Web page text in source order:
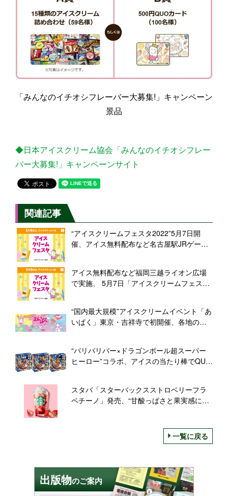
「みんなのイチオシフレーバー大募集!」キャンペーン
景品
◆日本アイスクリーム協会「みんなのイチオシフレー
バー大募集!」キャンペーンサイト
関連記事
“アイスクリームフェスタ2022”5月7日開
催、アイス無料配布など名古屋駅JRゲート
アイス無料配布など福岡三越ライオン広場
で実施、 5月7日「アイスクリームフェスタ
“国内最大規模”アイスクリームイベント「あ
いぱく」東京・吉祥寺で初開催、各地のご
“パリパリバー×ドラゴンボール超スーパー
ヒーロー”コラボ、アイスの当たり棒でQUO
スタバ「スターバックスストロベリーフラ
ペチーノ」発売、“甘酸っぱさと果実感にミ
一覧に戻る
出版物のご案内